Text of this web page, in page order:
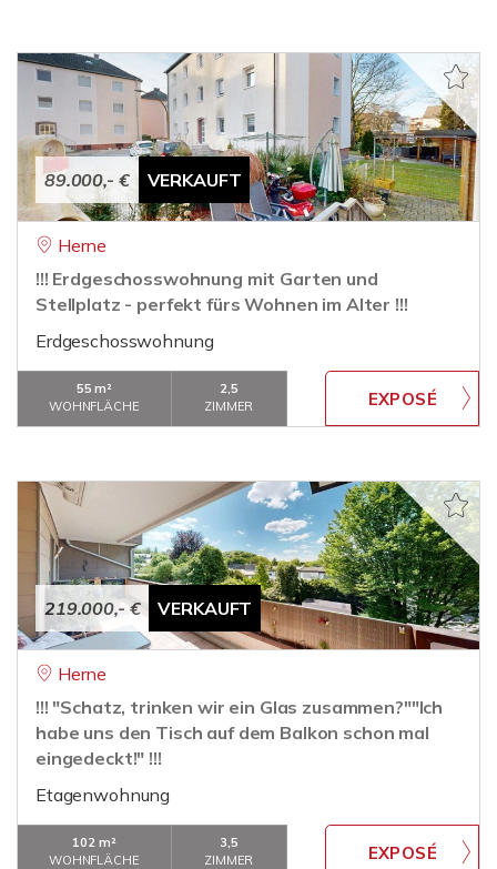
89.000,- € VERKAUFT
Herne
!!! Erdgeschosswohnung mit Garten und
Stellplatz - perfekt fürs Wohnen im Alter !!!
Erdgeschosswohnung
55 m²
WOHNFLÄCHE
2,5
ZIMMER
219.000,- € VERKAUFT
Herne
!!! "Schatz, trinken wir ein Glas zusammen?""Ich
habe uns den Tisch auf dem Balkon schon mal
eingedeckt!" !!!
Etagenwohnung
102 m²
WOHNFLÄCHE
3,5
ZIMMER